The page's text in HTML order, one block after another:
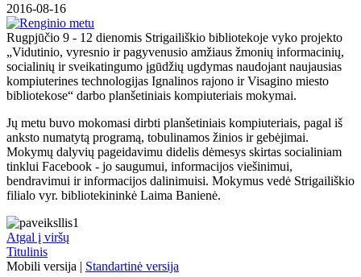
2016-08-16
Rugpjūčio 9 - 12 dienomis Strigailiškio bibliotekoje vyko projekto
„Vidutinio, vyresnio ir pagyvenusio amžiaus žmonių informacinių,
socialinių ir sveikatingumo įgūdžių ugdymas naudojant naujausias
kompiuterines technologijas Ignalinos rajono ir Visagino miesto
bibliotekose“ darbo planšetiniais kompiuteriais mokymai.
Jų metu buvo mokomasi dirbti planšetiniais kompiuteriais, pagal iš
anksto numatytą programą, tobulinamos žinios ir gebėjimai.
Mokymų dalyvių pageidavimu didelis dėmesys skirtas socialiniam
tinklui Facebook - jo saugumui, informacijos viešinimui,
bendravimui ir informacijos dalinimuisi. Mokymus vedė Strigailiškio
filialo vyr. bibliotekininkė Laima Banienė.
Atgal į viršų
Titulinis
Mobili versija | Standartinė versija